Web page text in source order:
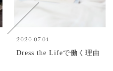
2020.07.01
Dress the Lifeで働く理由